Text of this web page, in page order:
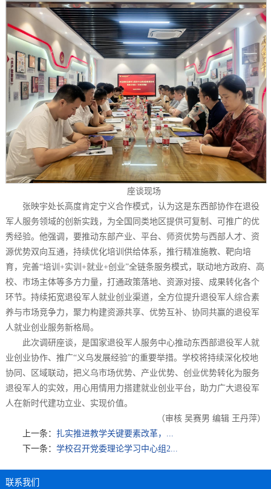
座谈现场
张映宇处长高度肯定宁义合作模式，认为这是东西部协作在退役
军人服务领域的创新实践，为全国同类地区提供可复制、可推广的优
秀经验。他强调，要推动东部产业、平台、师资优势与西部人才、资
源优势双向互通，持续优化培训供给体系，推行精准施教、靶向培
育，完善“培训+实训+就业+创业”全链条服务模式，联动地方政府、高
校、市场主体等多方力量，打通政策落地、资源对接、成果转化各个
环节。持续拓宽退役军人就业创业渠道，全方位提升退役军人综合素
养与市场竞争力，聚力构建资源共享、优势互补、协同共赢的退役军
人就业创业服务新格局。
此次调研座谈，是国家退役军人服务中心推动东西部退役军人就
业创业协作、推广“义乌发展经验”的重要举措。学校将持续深化校地
协同、区域联动，把义乌市场优势、产业优势、创业优势转化为服务
退役军人的实效，用心用情用力搭建就业创业平台，助力广大退役军
人在新时代建功立业、实现价值。
（审核 吴赛男 编辑 王丹萍）
上一条： 扎实推进教学关键要素改革，...
下一条： 学校召开党委理论学习中心组2...
联系我们